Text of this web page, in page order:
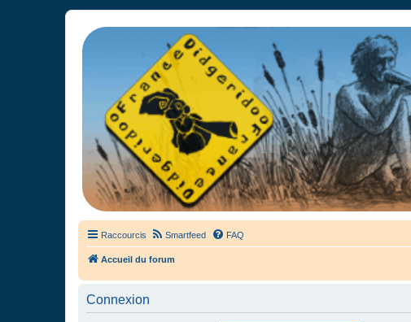
France Didgeridoo
Didgeridoo et Guimbarde sur France Didgeridoo - retrouvez la communauté.
Raccourcis Smartfeed FAQ
Accueil du forum
Connexion